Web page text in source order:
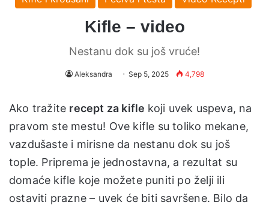
Kifle – video
Nestanu dok su još vruće!
Aleksandra Sep 5, 2025 4,798
Ako tražite recept za kifle koji uvek uspeva, na
pravom ste mestu! Ove kifle su toliko mekane,
vazdušaste i mirisne da nestanu dok su još
tople. Priprema je jednostavna, a rezultat su
domaće kifle koje možete puniti po želji ili
ostaviti prazne – uvek će biti savršene. Bilo da